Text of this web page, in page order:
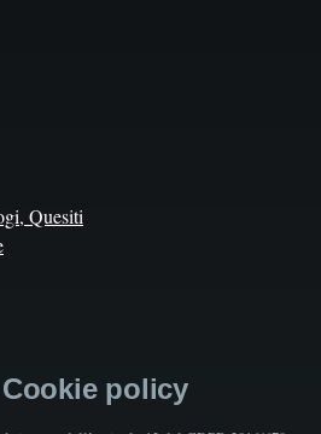
Quesiti
policy